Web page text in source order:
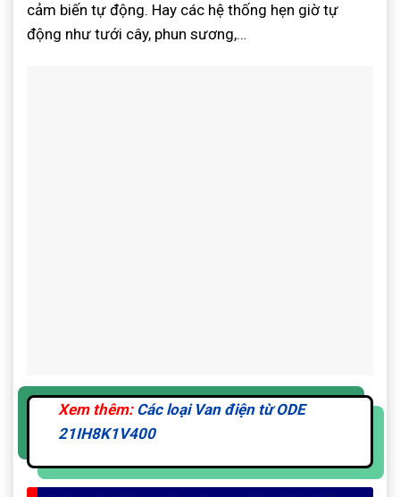
cảm biến tự động. Hay các hệ thống hẹn giờ tự
động như tưới cây, phun sương,…
Xem thêm:Các loại Van điện từ ODE
21IH8K1V400